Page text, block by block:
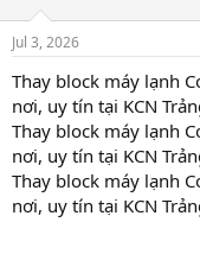
d
s
t
a
r
t
e
r
t
e
Jul 3, 2026
Thay block máy lạnh
nơi, uy tín tại KCN
Thay block máy lạnh
nơi, uy tín tại KCN
Thay block máy lạnh
nơi, uy tín tại KCN